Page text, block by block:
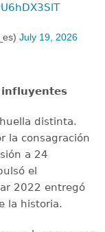
July 19, 2026
influyentes
distinta.
la consagración
a 24
el
2022 entregó
la historia.